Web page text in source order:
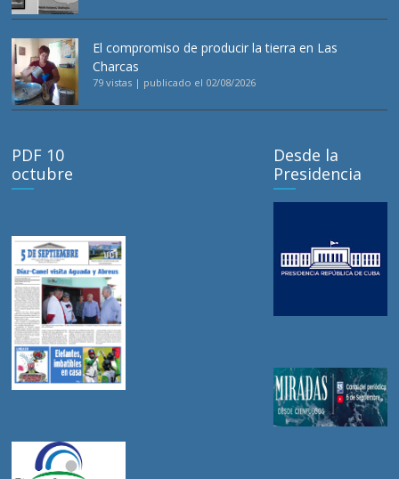
El compromiso de producir la tierra en Las
Charcas
79 vistas | publicado el 02/08/2026
PDF 10
octubre
Desde la
Presidencia